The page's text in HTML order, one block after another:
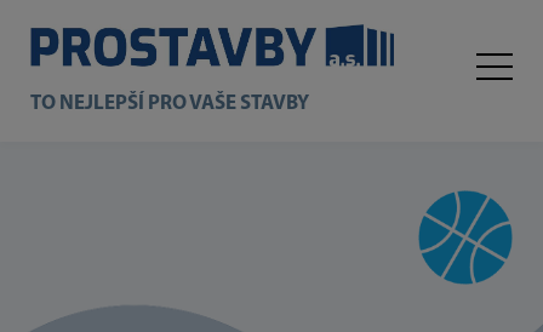
TO NEJLEPŠÍ PRO VAŠE STAVBY